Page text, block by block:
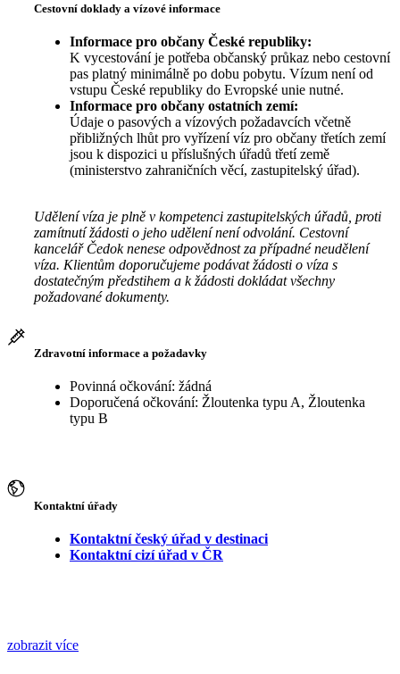
Cestovní doklady a vízové informace
Informace pro občany České republiky:
K vycestování je potřeba občanský průkaz nebo cestovní
pas platný minimálně po dobu pobytu. Vízum není od
vstupu České republiky do Evropské unie nutné.
Informace pro občany ostatních zemí:
Údaje o pasových a vízových požadavcích včetně
přibližných lhůt pro vyřízení víz pro občany třetích zemí
jsou k dispozici u příslušných úřadů třetí země
(ministerstvo zahraničních věcí, zastupitelský úřad).
Udělení víza je plně v kompetenci zastupitelských úřadů, proti
zamítnutí žádosti o jeho udělení není odvolání. Cestovní
kancelář Čedok nenese odpovědnost za případné neudělení
víza. Klientům doporučujeme podávat žádosti o víza s
dostatečným předstihem a k žádosti dokládat všechny
požadované dokumenty.
Zdravotní informace a požadavky
Povinná očkování: žádná
Doporučená očkování: Žloutenka typu A, Žloutenka
typu B
Kontaktní úřady
Kontaktní český úřad v destinaci
Kontaktní cizí úřad v ČR
zobrazit více